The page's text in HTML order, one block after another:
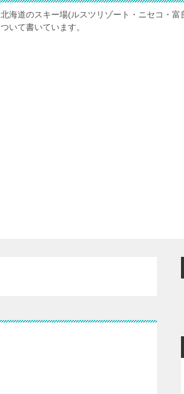
北海道のスキー場(ルスツリゾート・ニセコ・
ついて書いています。